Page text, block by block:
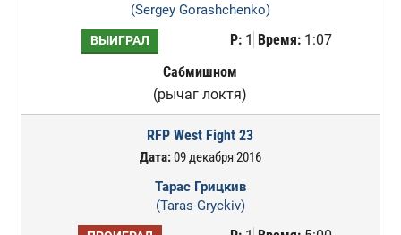
(Sergey Gorashchenko)
ВЫИГРАЛ Р:1 Время:1:07
Сабмишном
(рычаг локтя)
RFP West Fight 23
Дата:09 декабря 2016
Тарас Грицкив
(Taras Gryckiv)